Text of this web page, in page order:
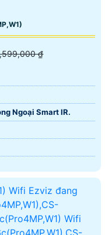
₫
Ngoại Smart IR.